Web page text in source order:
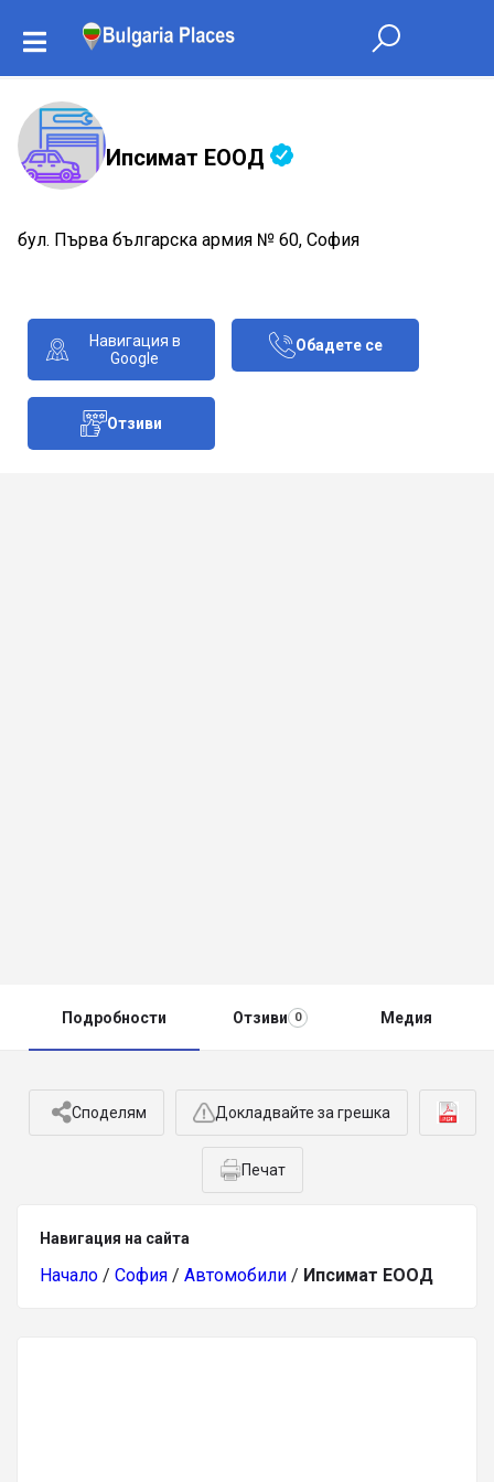
Ипсимат ЕООД
бул. Първа българска армия № 60, София
Навигация в
Google
Обадете се
Отзиви
Подробности Отзиви 0 Медия
Споделям Докладвайте за грешка
Печат
Навигация на сайта
Начало / София / Автомобили / Ипсимат ЕООД